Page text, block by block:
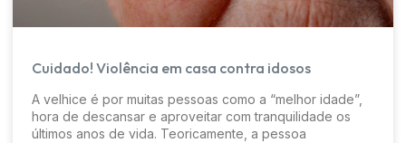
Cuidado! Violência em casa contra idosos
A velhice é por muitas pessoas como a “melhor idade”,
hora de descansar e aproveitar com tranquilidade os
últimos anos de vida. Teoricamente, a pessoa